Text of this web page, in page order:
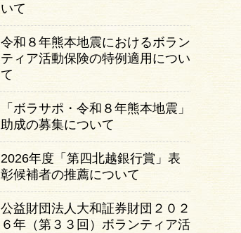
いて
令和８年熊本地震におけるボラン
ティア活動保険の特例適用につい
て
「ボラサポ・令和８年熊本地震」
助成の募集について
2026年度「第四北越銀行賞」表
彰候補者の推薦について
公益財団法人大和証券財団２０２
６年（第３３回）ボランティア活